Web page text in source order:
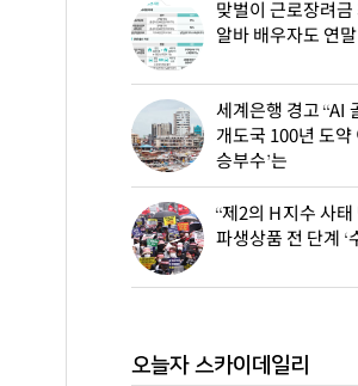
맞벌이 근로장려
알바 배우자도 연
세계은행 경고 “AI
개도국 100년 도약
승부수’는
“제2의 H지수 사
파생상품 전 단계 ‘
오늘자 스카이데일리